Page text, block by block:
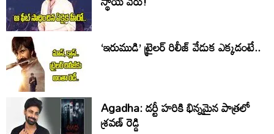
‘ఇరుముడి’ ట్రైలర్ రిలీజ్ వేడుక ఎక్కడంటే..
Agadha: డర్టీ హరికి భిన్నమైన పాత్రలో
శ్రవణ్‌ రెడ్డి